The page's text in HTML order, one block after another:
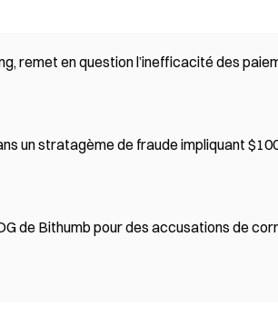
remet en question l’inefficacité des
un stratagème de fraude impliquant
de Bithumb pour des accusations de